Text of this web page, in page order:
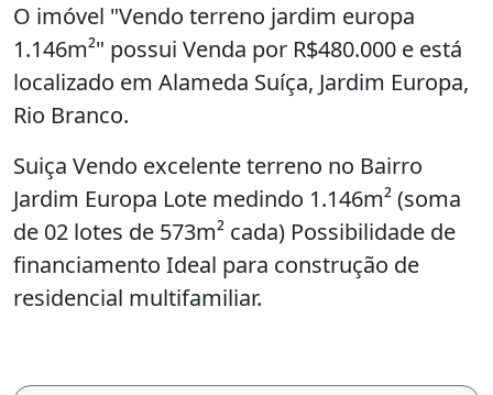
O imóvel "Vendo terreno jardim europa
1.146m²" possui Venda por R$480.000 e está
localizado em Alameda Suíça, Jardim Europa,
Rio Branco.
Suiça Vendo excelente terreno no Bairro
Jardim Europa Lote medindo 1.146m² (soma
de 02 lotes de 573m² cada) Possibilidade de
financiamento Ideal para construção de
residencial multifamiliar.